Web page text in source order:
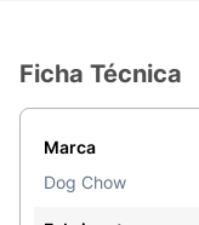
- Sem adição de
USO PROIBIDO
Ficha Técnica
Marca
Dog Chow